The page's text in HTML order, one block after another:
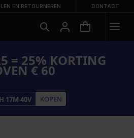
EN RETOURNEREN CONTACT
= 25% KORTING
€ 60
17M 39V KOPEN